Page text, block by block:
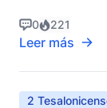
cristiana en
ideas
temas clave
primi
0 221
Leer más
2